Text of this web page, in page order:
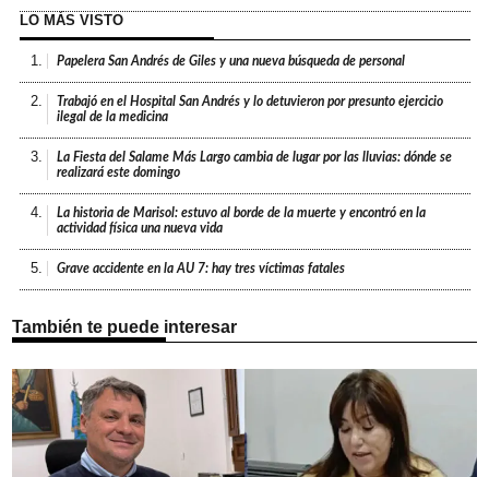
LO MÁS VISTO
1. Papelera San Andrés de Giles y una nueva búsqueda de personal
2.
Trabajó en el Hospital San Andrés y lo detuvieron por presunto ejercicio
ilegal de la medicina
3.
La Fiesta del Salame Más Largo cambia de lugar por las lluvias: dónde se
realizará este domingo
4.
La historia de Marisol: estuvo al borde de la muerte y encontró en la
actividad física una nueva vida
5. Grave accidente en la AU 7: hay tres víctimas fatales
También te puede interesar